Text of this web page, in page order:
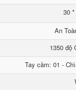
30
An
1350 độ
Tay cầm: 01 -